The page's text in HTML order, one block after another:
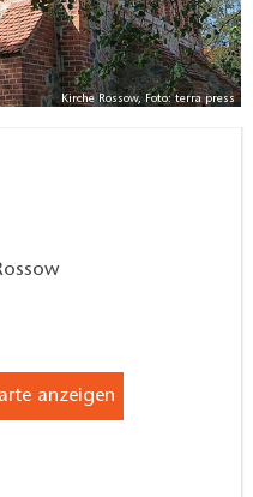
Kirche Rossow, Foto: terra press
anzeigen